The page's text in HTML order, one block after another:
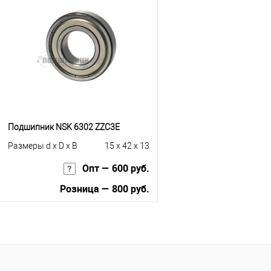
Купить в 1 клик
К сравнению
В избранное
Под заказ
Подшипник NSK 6302 ZZC3E
Размеры d x D x B
15 x 42 x 13
Опт — 600 руб.
Розница — 800 руб.